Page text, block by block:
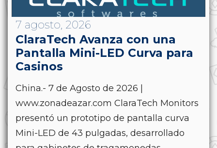
7 agosto, 2026
ClaraTech Avanza con una
Pantalla Mini-LED Curva para
Casinos
China.- 7 de Agosto de 2026 |
www.zonadeazar.com ClaraTech Monitors
presentó un prototipo de pantalla curva
Mini-LED de 43 pulgadas, desarrollado